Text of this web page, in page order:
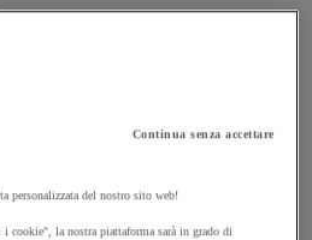
Continua senza accettare
personalizzata del nostro sito web!
cookie", la nostra piattaforma sarà in grado di